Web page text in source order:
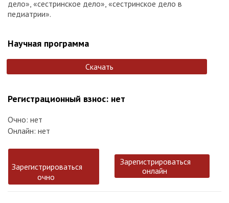
дело», «сестринское дело», «сестринское дело в
педиатрии».
Научная программа
Скачать
Регистрационный взнос: нет
Очно: нет
Онлайн: нет
Зарегистрироваться
очно
Зарегистрироваться
онлайн